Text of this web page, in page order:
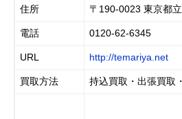
住所 〒190-0023 東京都
電話 0120-62-6345
URL http://temariya.net
買取方法 持込買取・出張買取